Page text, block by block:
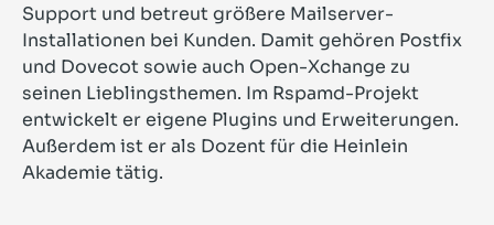
Support und betreut größere Mailserver-
Installationen bei Kunden. Damit gehören Postfix
und Dovecot sowie auch Open-Xchange zu
seinen Lieblingsthemen. Im Rspamd-Projekt
entwickelt er eigene Plugins und Erweiterungen.
Außerdem ist er als Dozent für die Heinlein
Akademie tätig.